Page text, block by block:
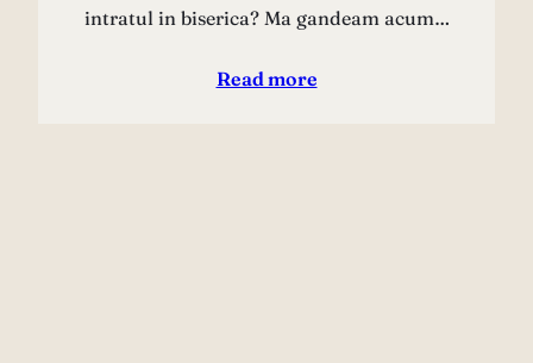
intratul in biserica? Ma gandeam acum…
Read more